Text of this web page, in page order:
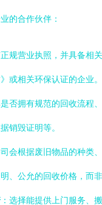
的合作伙伴：
正规营业执照，并具备相
或相关环保认证的企业。
是否拥有规范的回收流程
销毁证明等。
会根据废旧物品的种类
、公允的回收价格，而非
：选择能提供上门服务、